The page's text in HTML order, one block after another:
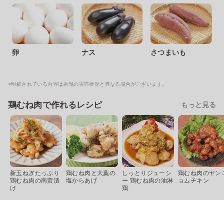
卵 ナス さつまいも
※明細されている内容は店舗の実売状況と異なる場合がございます。
鶏むね肉で作れるレシピ もっと見る
新玉ねぎたっぷり
鶏むね肉の南蛮漬
け
鶏むね肉と大葉の
塩からあげ
しっとりジューシ
ー 鶏むね肉の油淋
鶏
鶏むね肉のヤン
ョムチキン